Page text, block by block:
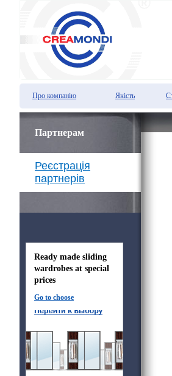
Про компанію Якість
Партнерам
Реєстрація
партнерів
Ready made sliding
wardrobes at special
prices
Go to choose